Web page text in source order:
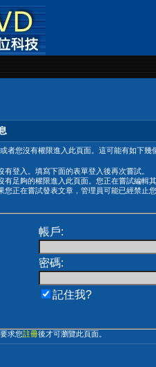
者您沒有權限進入此頁面。這可能有如下幾
有登入。填寫下面的表單登入後再次嘗試。
有足夠的權限進入此頁面。您正在嘗試編輯
您正在嘗試發表文章，管理員可能已經禁止
帳戶:
密碼:
記住我?
求您註冊後才可瀏覽此頁面。